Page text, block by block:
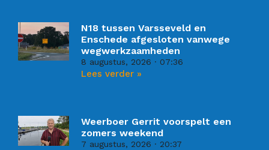
N18 tussen Varsseveld en
Enschede afgesloten vanwege
wegwerkzaamheden
8 augustus, 2026 07:36
Lees verder »
Weerboer Gerrit voorspelt een
zomers weekend
7 augustus, 2026 20:37